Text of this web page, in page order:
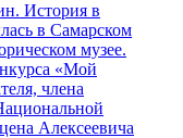
История в
в Самарском
музее.
«Мой
члена
Алексеевича